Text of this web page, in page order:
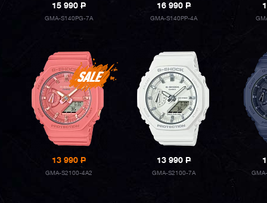
15 990P
GMA-S140PG-7A
16 990P
GMA-S140PP-4A
13 990P
GMA-S2100-4A2
13 990P
GMA-S2100-7A